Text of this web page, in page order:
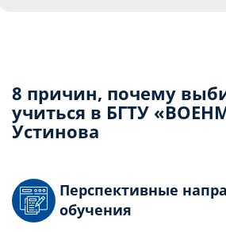
8 причин, почему
учиться в БГТУ
Устинова
Перспективные
обучения